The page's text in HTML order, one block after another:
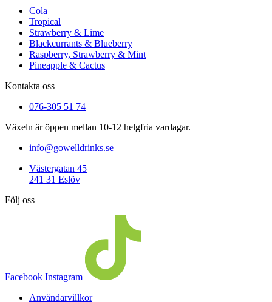
Cola
Tropical
Strawberry & Lime
Blackcurrants & Blueberry
Raspberry, Strawberry & Mint
Pineapple & Cactus
Kontakta oss
076-305 51 74
Växeln är öppen mellan 10-12 helgfria vardagar.
info@gowelldrinks.se
Västergatan 45
241 31 Eslöv
Följ oss
Facebook Instagram
Användarvillkor